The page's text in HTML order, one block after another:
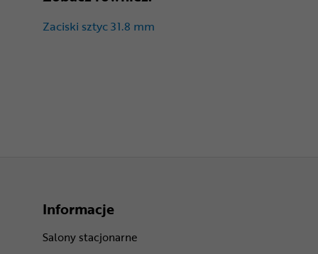
Zaciski sztyc 31.8 mm
Informacje
Salony stacjonarne